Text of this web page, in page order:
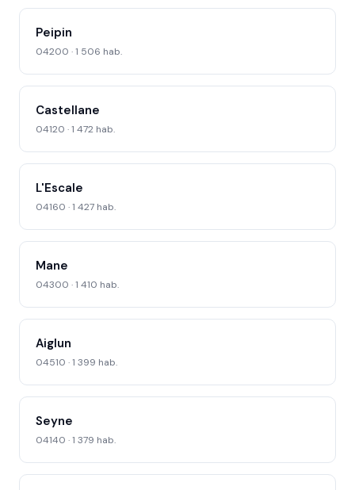
Peipin
04200 · 1 506 hab.
Castellane
04120 · 1 472 hab.
L'Escale
04160 · 1 427 hab.
Mane
04300 · 1 410 hab.
Aiglun
04510 · 1 399 hab.
Seyne
04140 · 1 379 hab.